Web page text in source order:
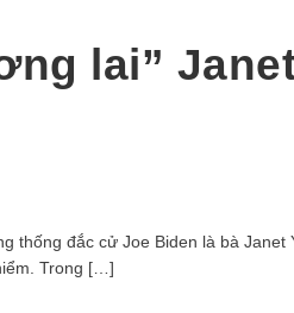
lai”
đắc cử Joe Biden là bà Janet
Trong […]